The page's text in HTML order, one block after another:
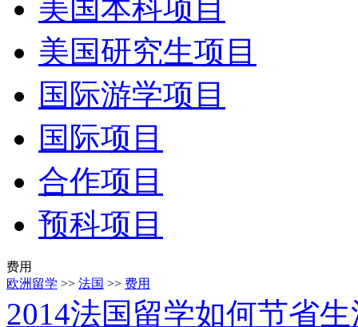
美国本科项目
美国研究生项目
国际游学项目
国际项目
合作项目
预科项目
费用
欧洲留学 >> 法国 >> 费用
2014法国留学如何节省